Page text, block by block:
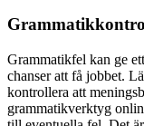
Grammatikfel kan ge
chanser att få jobbet.
kontrollera att
grammatikverktyg